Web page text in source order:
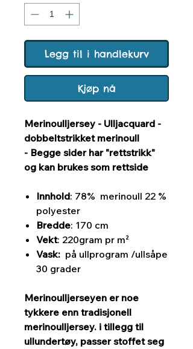
Legg til i handlekurv
Kjøp nå
Merinoulljersey - Ulljacquard -
dobbeltstrikket merinoull
- Begge sider har "rettstrikk"
og kan brukes som rettside
Innhold: 78% merinoull 22 %
polyester
Bredde: 170 cm
Vekt: 220gram pr m²
Vask: på ullprogram /ullsåpe
30 grader
Merinoulljerseyen er noe
tykkere enn tradisjonell
merinoulljersey. i tillegg til
ullundertøy, passer stoffet seg